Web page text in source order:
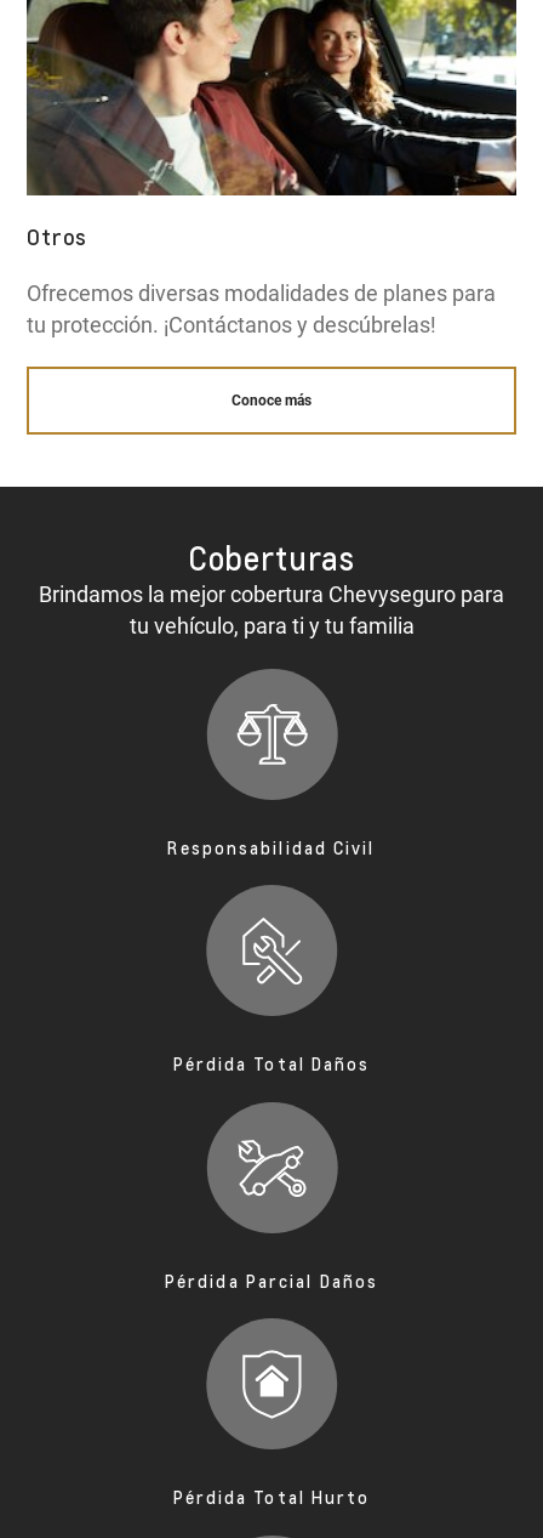
Otros
Ofrecemos diversas modalidades de planes para
tu protección. ¡Contáctanos y descúbrelas!
Conoce más
Coberturas
Brindamos la mejor cobertura Chevyseguro para
tu vehículo, para ti y tu familia
Responsabilidad Civil
Pérdida Total Daños
Pérdida Parcial Daños
Pérdida Total Hurto